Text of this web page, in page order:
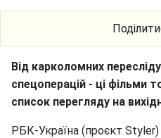
Від карколомних
спецоперацій - ці фільми
список перегляду на
РБК-Україна (проєкт Styler)